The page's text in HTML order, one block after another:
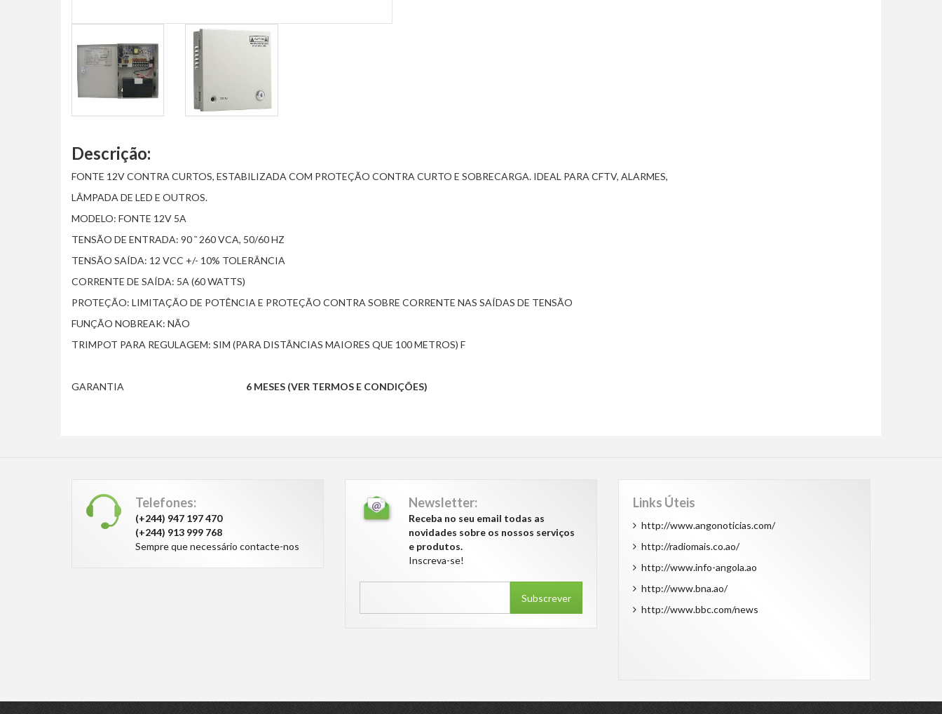
Descrição:
FONTE 12V CONTRA CURTOS, ESTABILIZADA COM PROTEÇÃO CONTRA CURTO E SOBRECARGA. IDEAL PARA CFTV, ALARMES,
LÂMPADA DE LED E OUTROS.
MODELO: FONTE 12V 5A
TENSÃO DE ENTRADA: 90 ˜ 260 VCA, 50/60 HZ
TENSÃO SAÍDA: 12 VCC +/- 10% TOLERÂNCIA
CORRENTE DE SAÍDA: 5A (60 WATTS)
PROTEÇÃO: LIMITAÇÃO DE POTÊNCIA E PROTEÇÃO CONTRA SOBRE CORRENTE NAS SAÍDAS DE TENSÃO
FUNÇÃO NOBREAK: NÃO
TRIMPOT PARA REGULAGEM: SIM (PARA DISTÂNCIAS MAIORES QUE 100 METROS) F
GARANTIA 6 MESES (VER TERMOS E CONDIÇÕES)
Telefones:
(+244) 947 197 470
(+244) 913 999 768
Sempre que necessário contacte-nos
Newsletter:
Receba no seu email todas as
novidades sobre os nossos serviços
e produtos.
Inscreva-se!
Subscrever
Links Úteis
http://www.angonoticias.com/
http://radiomais.co.ao/
http://www.info-angola.ao
http://www.bna.ao/
http://www.bbc.com/news